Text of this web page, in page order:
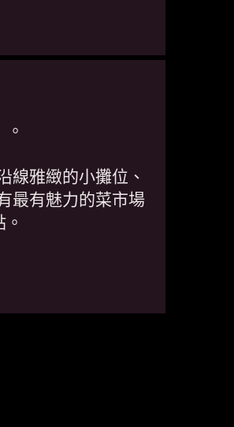
線雅緻的小攤位、
最有魅力的菜市場